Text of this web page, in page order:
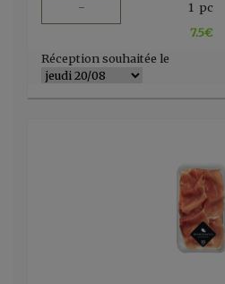
- 1 pc
7.5€
Réception souhaitée le